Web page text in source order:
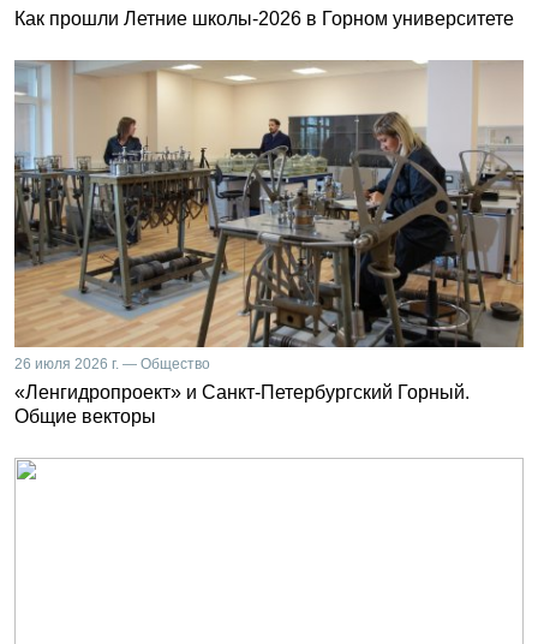
Как прошли Летние школы-2026 в Горном университете
26 июля 2026 г. — Общество
«Ленгидропроект» и Санкт-Петербургский Горный.
Общие векторы